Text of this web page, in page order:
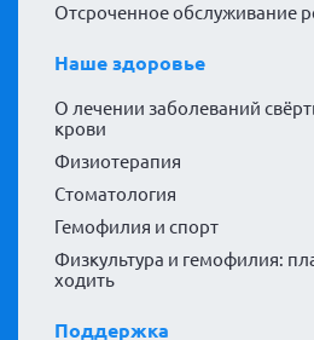
Отсроченное обслуживание
Наше здоровье
О лечении заболеваний
крови
Физиотерапия
Стоматология
Гемофилия и спорт
Физкультура и гемофилия:
ходить
Поддержка